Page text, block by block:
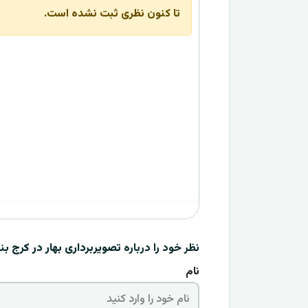
تا کنون نظری ثبت نشده است.
نظر خود را درباره تصویربرداری بهار در کرج
نام